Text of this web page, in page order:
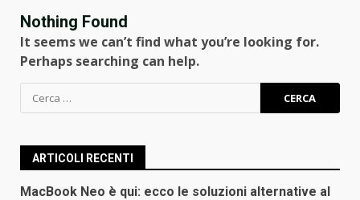
Nothing Found
It seems we can’t find what you’re looking for.
Perhaps searching can help.
Ricerca
per:
ARTICOLI RECENTI
MacBook Neo è qui: ecco le soluzioni alternative al